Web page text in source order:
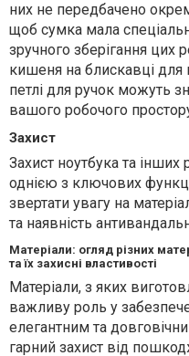
них не передбачено
щоб сумка мала
зручного зберігання цих
кишеня на блискавці для
петлі для ручок можуть
вашого робочого
Захист
Захист ноутбука та
однією з ключових
звертати увагу на
та наявність
Матеріали: огляд різних
та їх захисні властивості
Матеріали, з яких
важливу роль у
елегантним та
гарний захист від